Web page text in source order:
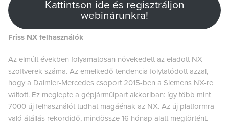
Kattintson ide és regisztráljon
webinárunkra!
Friss NX felhasználók
Az elmúlt években folyamatosan növekedett az eladott NX
szoftverek száma. Az emelkedő tendencia folytatódott azzal,
hogy a Daimler-Mercedes csoport 2015-ben a Siemens NX-re
váltott. Ez meglepte a gépjárműipart akkoriban: így több mint
7000 új felhasználót tudhat magáénak az NX. Az új platformra
való átállás rekordidő, mindössze 16 hónap alatt megtörtént.